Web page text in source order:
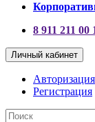
8 911 211 00
Личный кабинет
Авторизация
Регистрация